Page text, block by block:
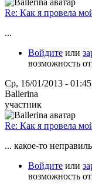
Re: Как я провела
...
Войдите или
возможность
Ср, 16/01/2013 - 01:45
Ballerina
участник
Re: Как я провела
... какое-то
Войдите или
возможность